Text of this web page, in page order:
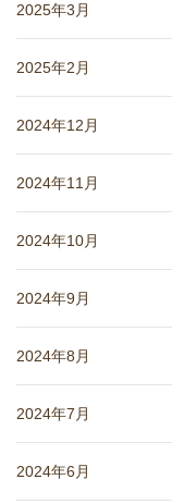
2025年3月
2025年2月
2024年12月
2024年11月
2024年10月
2024年9月
2024年8月
2024年7月
2024年6月